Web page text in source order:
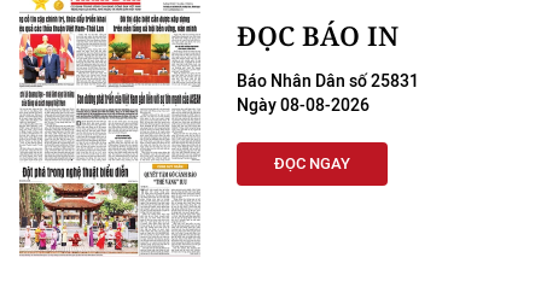
ĐỌC BÁO IN
Báo Nhân Dân số 25831
Ngày 08-08-2026
ĐỌC NGAY